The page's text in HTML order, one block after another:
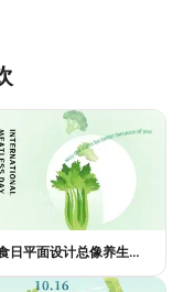
国际素食日平面设计总像养生广告？三个思路让它变酷